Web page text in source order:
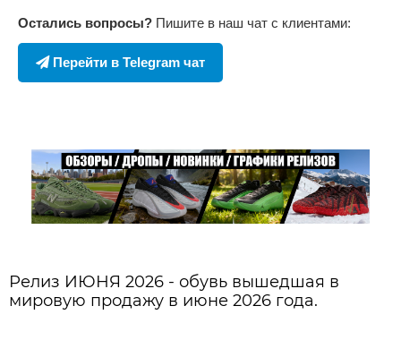
Остались вопросы? Пишите в наш чат с клиентами:
Перейти в Telegram чат
Релиз ИЮНЯ 2026 - обувь вышедшая в
мировую продажу в июне 2026 года.